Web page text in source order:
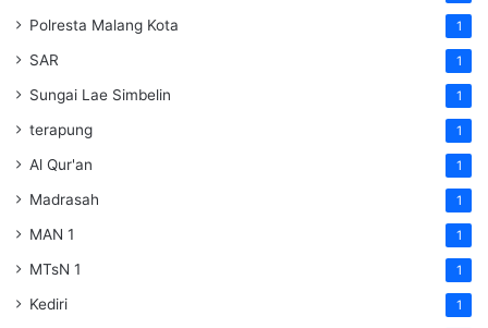
Polresta Malang Kota 1
SAR 1
Sungai Lae Simbelin 1
terapung 1
Al Qur'an 1
Madrasah 1
MAN 1 1
MTsN 1 1
Kediri 1